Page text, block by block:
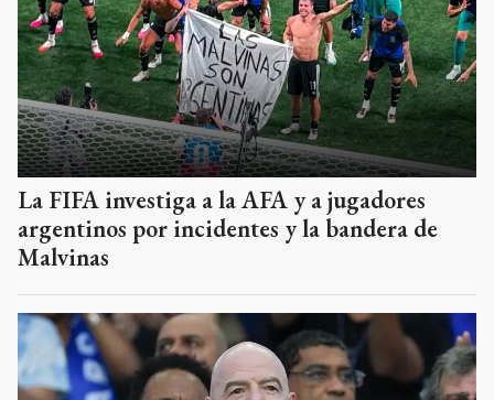
La FIFA investiga a la AFA y a jugadores
argentinos por incidentes y la bandera de
Malvinas